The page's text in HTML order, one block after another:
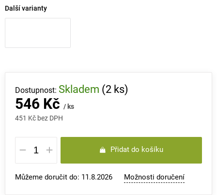
Další varianty
546 Kč / ks
451 Kč bez DPH
Měrná
cena:
Skladem (2 ks)
Přidat do košíku
Můžeme doručit do: 11.8.2026 Možnosti doručení